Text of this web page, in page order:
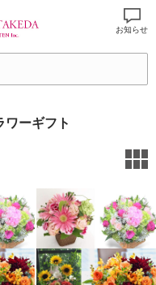
お知らせ
ーギフト